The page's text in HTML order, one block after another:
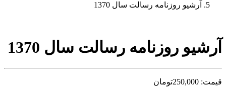
آرشیو روزنامه رسالت سال 1370
آرشیو روزنامه رسالت سال 1370
قیمت: 250,000تومان